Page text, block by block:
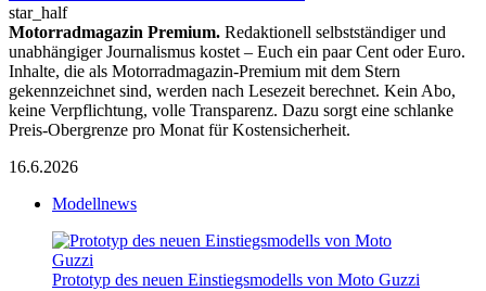
star_half
Motorradmagazin Premium. Redaktionell selbstständiger und
unabhängiger Journalismus kostet – Euch ein paar Cent oder Euro.
Inhalte, die als Motorradmagazin-Premium mit dem Stern
gekennzeichnet sind, werden nach Lesezeit berechnet. Kein Abo,
keine Verpflichtung, volle Transparenz. Dazu sorgt eine schlanke
Preis-Obergrenze pro Monat für Kostensicherheit.
16.6.2026
Modellnews
Prototyp des neuen Einstiegsmodells von Moto Guzzi